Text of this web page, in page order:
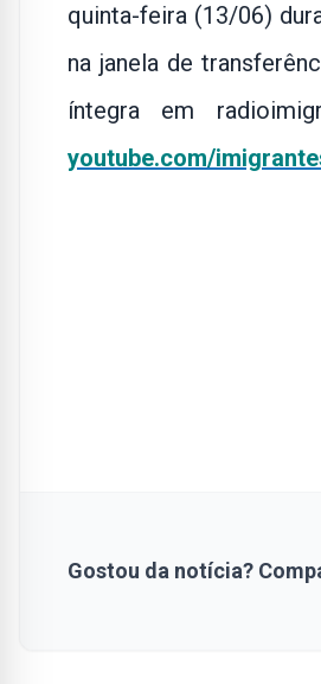
quinta-feira (13/06)
na janela de
íntegra em
youtube.com/
Gostou da notícia?